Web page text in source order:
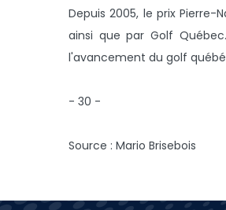
Depuis 2005, le prix
ainsi que par Golf
l'avancement du golf
- 30 -
Source : Mario Brisebois